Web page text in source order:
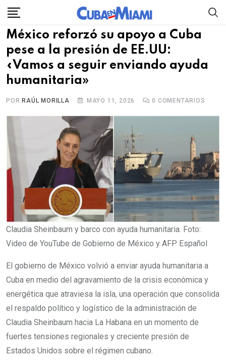
Skip
content
México reforzó su apoyo a Cuba
pese a la presión de EE.UU:
«Vamos a seguir enviando ayuda
humanitaria»
POR RAÚL MORILLA MAYO 11, 2026 0 COMENTARIOS
Claudia Sheinbaum y barco con ayuda humanitaria. Foto:
Video de YouTube de Gobierno de México y AFP Español
El gobierno de México volvió a enviar ayuda humanitaria a
Cuba en medio del agravamiento de la crisis económica y
energética que atraviesa la isla, una operación que consolida
el respaldo político y logístico de la administración de
Claudia Sheinbaum hacia La Habana en un momento de
fuertes tensiones regionales y creciente presión de
Estados Unidos sobre el régimen cubano.